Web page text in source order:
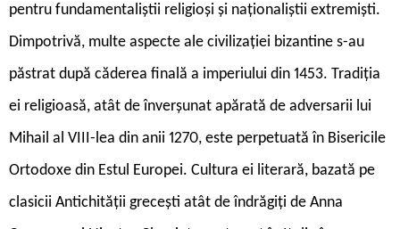
pentru fundamentaliștii religioși și naționaliștii extremiști.
Dimpotrivă, multe aspecte ale civilizației bizantine s-au
păstrat după căderea finală a imperiului din 1453. Tradiția
ei religioasă, atât de înverșunat apărată de adversarii lui
Mihail al VIII-lea din anii 1270, este perpetuată în Bisericile
Ortodoxe din Estul Europei. Cultura ei literară, bazată pe
clasicii Antichității grecești atât de îndrăgiți de Anna